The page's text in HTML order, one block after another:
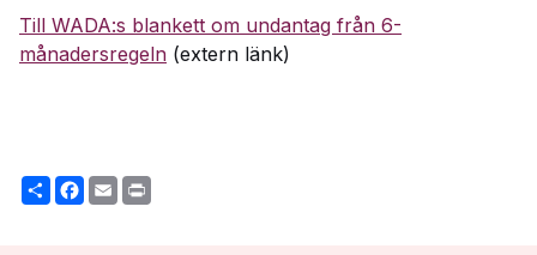
Till WADA:s blankett om undantag från 6-
månadersregeln (extern länk)
ShareFacebook
Email